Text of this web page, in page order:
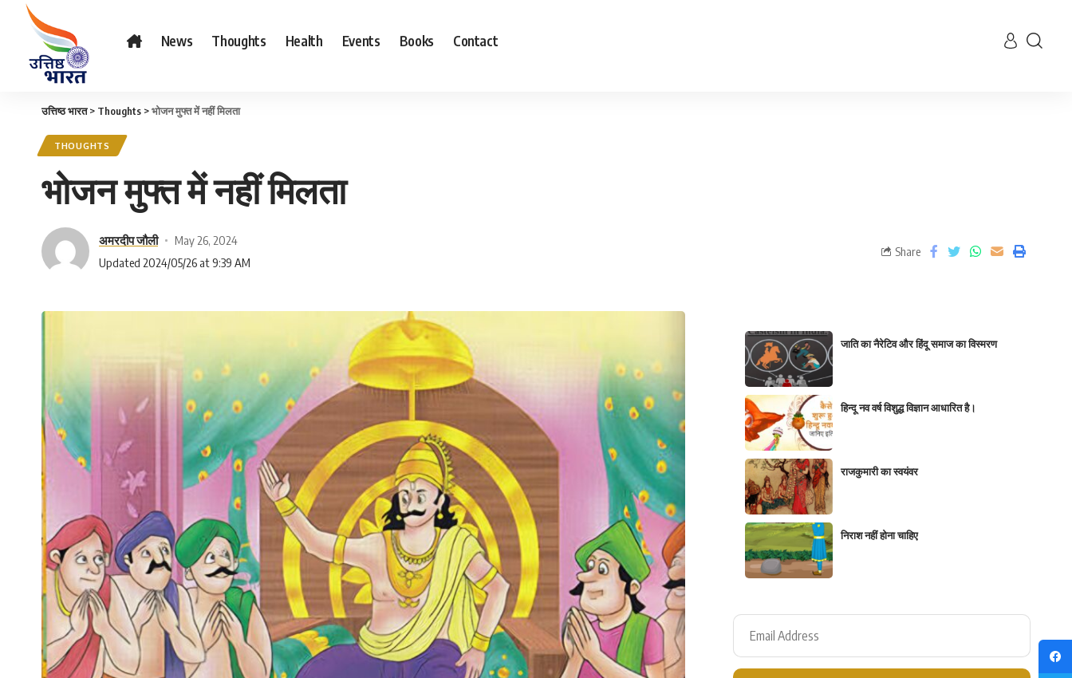
News Thoughts Health Events Books Contact
उत्तिष्ठ भारत> Thoughts >भोजन मुफ्त में नहीं मिलता
THOUGHTS
भोजन मुफ्त में नहीं मिलता
अमरदीप जौली
May 26, 2024
Updated 2024/05/26 at 9:39 AM
Share
जाति का नैरेटिव और हिंदू समाज का विस्मरण
हिन्दू नव वर्ष विशुद्ध विज्ञान आधारित है।
राजकुमारी का स्वयंवर
निराश नहीं होना चाहिए